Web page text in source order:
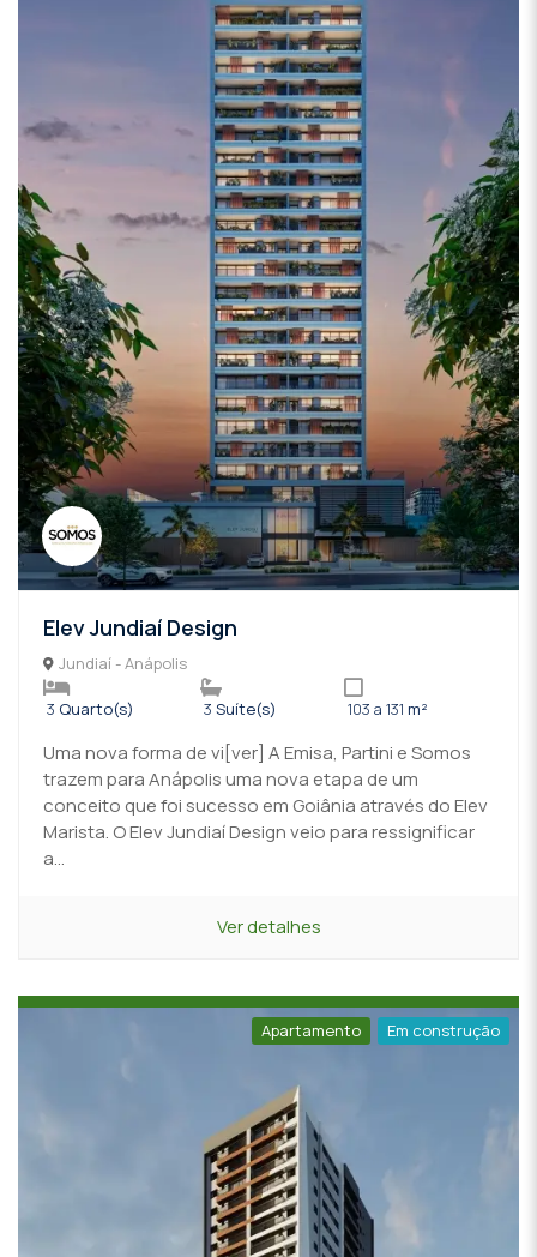
Elev Jundiaí Design
Jundiaí - Anápolis
3 Quarto(s) 3 Suíte(s) 103 a 131 m²
Uma nova forma de vi[ver] A Emisa, Partini e Somos
trazem para Anápolis uma nova etapa de um
conceito que foi sucesso em Goiânia através do Elev
Marista. O Elev Jundiaí Design veio para ressignificar
a...
Ver detalhes
Apartamento Em construção